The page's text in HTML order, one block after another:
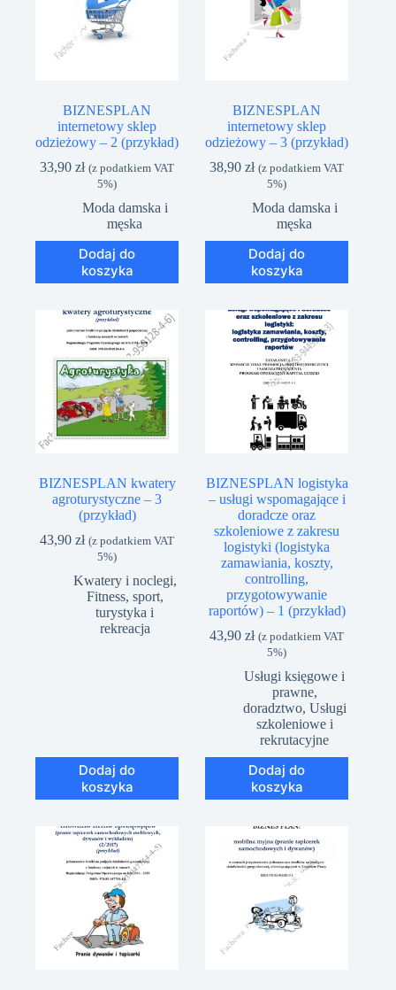
BIZNESPLAN
internetowy sklep
odzieżowy – 2 (przykład)
33,90zł (z podatkiem VAT
5%)
Moda damska i
męska
Dodaj do
koszyka
BIZNESPLAN
internetowy sklep
odzieżowy – 3 (przykład)
38,90zł (z podatkiem VAT
5%)
Moda damska i
męska
Dodaj do
koszyka
BIZNESPLAN kwatery
agroturystyczne – 3
(przykład)
43,90zł (z podatkiem VAT
5%)
Kwatery i noclegi,
Fitness, sport,
turystyka i
rekreacja
Dodaj do
koszyka
BIZNESPLAN logistyka
– usługi wspomagające i
doradcze oraz
szkoleniowe z zakresu
logistyki (logistyka
zamawiania, koszty,
controlling,
przygotowywanie
raportów) – 1 (przykład)
43,90zł (z podatkiem VAT
5%)
Usługi księgowe i
prawne,
doradztwo, Usługi
szkoleniowe i
rekrutacyjne
Dodaj do
koszyka